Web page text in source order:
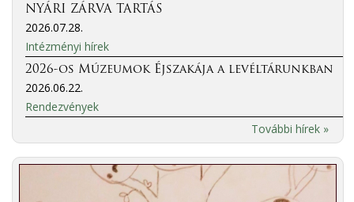
NYÁRI ZÁRVA TARTÁS
2026.07.28.
Intézményi hírek
2026-os Múzeumok Éjszakája a levéltárunkban
2026.06.22.
Rendezvények
További hírek »